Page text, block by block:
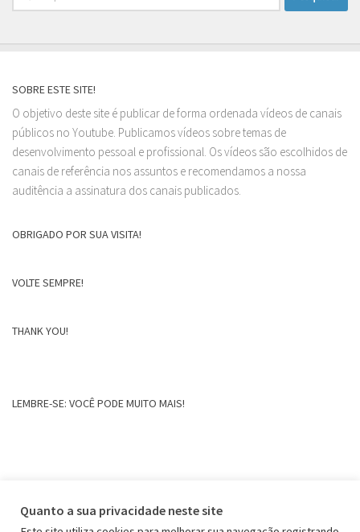
por:
SOBRE ESTE SITE!
O objetivo deste site é publicar de forma ordenada vídeos de canais
públicos no Youtube. Publicamos vídeos sobre temas de
desenvolvimento pessoal e profissional. Os vídeos são escolhidos de
canais de referência nos assuntos e recomendamos a nossa
auditência a assinatura dos canais publicados.
OBRIGADO POR SUA VISITA!
VOLTE SEMPRE!
THANK YOU!
LEMBRE-SE: VOCÊ PODE MUITO MAIS!
Quanto a sua privacidade neste site